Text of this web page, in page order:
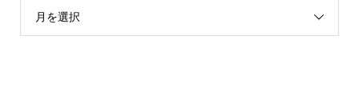
月を選択